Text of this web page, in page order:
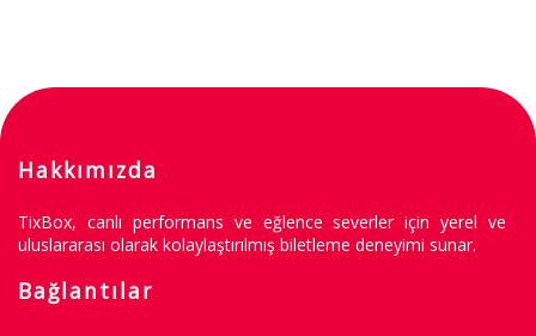
Hakkımızda
TixBox, canlı performans ve eğlence severler için yerel ve
uluslararası olarak kolaylaştırılmış biletleme deneyimi sunar.
Bağlantılar